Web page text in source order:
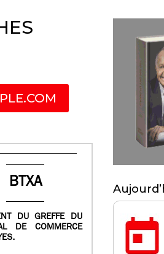
BTXA
DU GREFFE DU
DE COMMERCE